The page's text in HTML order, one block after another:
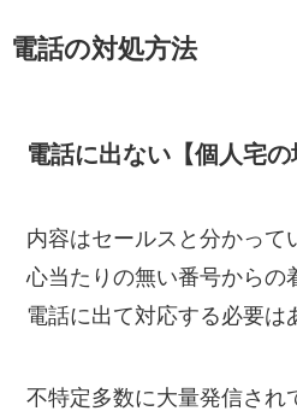
電話の対処方法
電話に出ない【個人宅の
内容はセールスと分かって
心当たりの無い番号からの
電話に出て対応する必要は
不特定多数に大量発信され